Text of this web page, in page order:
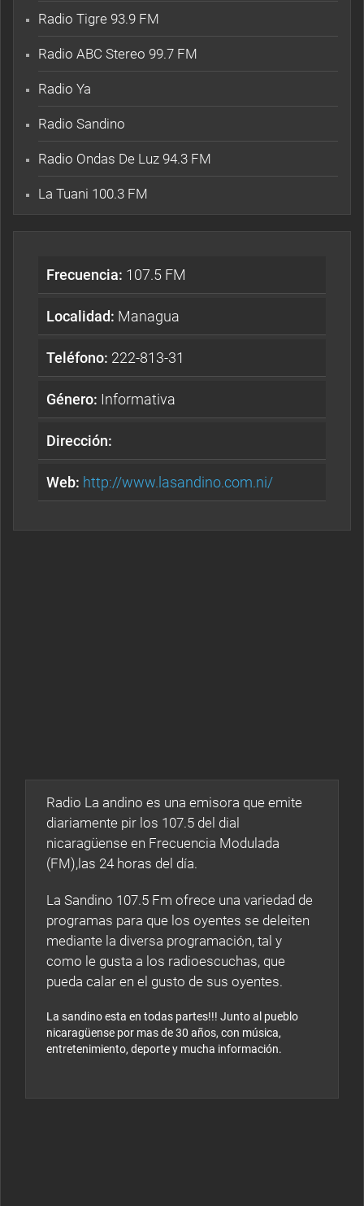
Frecuencia: 107.5 FM
Localidad: Managua
Teléfono: 222-813-31
Género: Informativa
Dirección:
Web: http://www.lasandino.com.ni/
Radio La andino es una emisora que emite
diariamente pir los 107.5 del dial
nicaragüense en Frecuencia Modulada
(FM),las 24 horas del día.
La Sandino 107.5 Fm ofrece una variedad de
programas para que los oyentes se deleiten
mediante la diversa programación, tal y
como le gusta a los radioescuchas, que
pueda calar en el gusto de sus oyentes.
La sandino esta en todas partes!!! Junto al pueblo
nicaragüense por mas de 30 años, con música,
entretenimiento, deporte y mucha información.
Radio Tigre 93.9 FM
Radio ABC Stereo 99.7 FM
Radio Ya
Radio Sandino
Radio Ondas De Luz 94.3 FM
La Tuani 100.3 FM